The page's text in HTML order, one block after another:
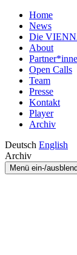
Home
News
Die
About
Open Calls
Team
Presse
Kontakt
Player
Archiv
Deutsch English
Archiv
Menü ein-/